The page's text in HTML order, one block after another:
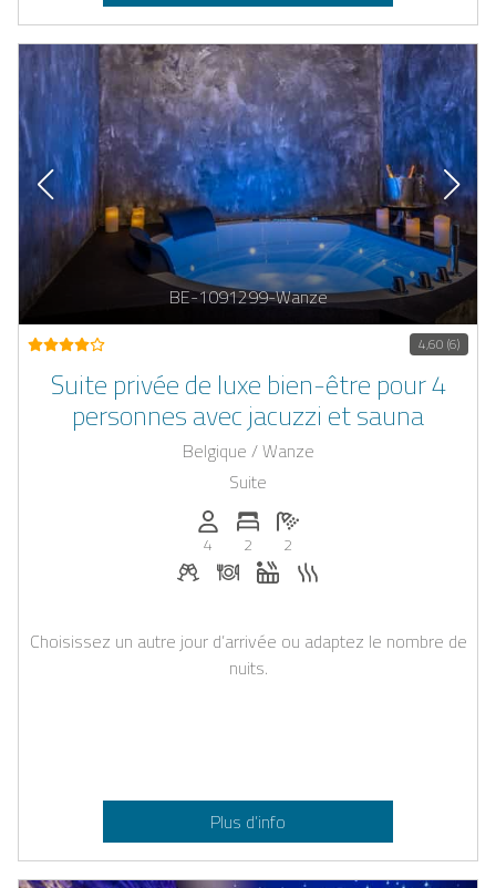
BE-1091299-Wanze
4,60 (6)
Suite privée de luxe bien-être pour 4
personnes avec jacuzzi et sauna
Belgique / Wanze
Suite
Personnes (max): 4
4
Nombre de chambres: 2
2
Nombre de salles de bain: 2
2
Boissons de bienvenue sur demande
Dîner sur demande
Jacuzzi
Choisissez un autre jour d’arrivée ou adaptez le nombre de
nuits.
Plus d’info